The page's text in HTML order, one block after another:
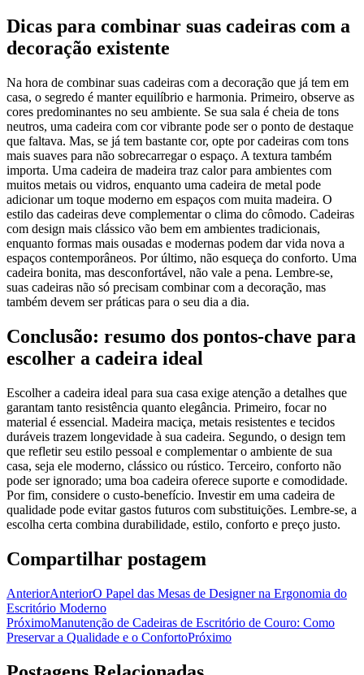
Dicas para combinar suas cadeiras com a
decoração existente
Na hora de combinar suas cadeiras com a decoração que já tem em
casa, o segredo é manter equilíbrio e harmonia. Primeiro, observe as
cores predominantes no seu ambiente. Se sua sala é cheia de tons
neutros, uma cadeira com cor vibrante pode ser o ponto de destaque
que faltava. Mas, se já tem bastante cor, opte por cadeiras com tons
mais suaves para não sobrecarregar o espaço. A textura também
importa. Uma cadeira de madeira traz calor para ambientes com
muitos metais ou vidros, enquanto uma cadeira de metal pode
adicionar um toque moderno em espaços com muita madeira. O
estilo das cadeiras deve complementar o clima do cômodo. Cadeiras
com design mais clássico vão bem em ambientes tradicionais,
enquanto formas mais ousadas e modernas podem dar vida nova a
espaços contemporâneos. Por último, não esqueça do conforto. Uma
cadeira bonita, mas desconfortável, não vale a pena. Lembre-se,
suas cadeiras não só precisam combinar com a decoração, mas
também devem ser práticas para o seu dia a dia.
Conclusão: resumo dos pontos-chave para
escolher a cadeira ideal
Escolher a cadeira ideal para sua casa exige atenção a detalhes que
garantam tanto resistência quanto elegância. Primeiro, focar no
material é essencial. Madeira maciça, metais resistentes e tecidos
duráveis trazem longevidade à sua cadeira. Segundo, o design tem
que refletir seu estilo pessoal e complementar o ambiente de sua
casa, seja ele moderno, clássico ou rústico. Terceiro, conforto não
pode ser ignorado; uma boa cadeira oferece suporte e comodidade.
Por fim, considere o custo-benefício. Investir em uma cadeira de
qualidade pode evitar gastos futuros com substituições. Lembre-se, a
escolha certa combina durabilidade, estilo, conforto e preço justo.
Compartilhar postagem
AnteriorAnteriorO Papel das Mesas de Designer na Ergonomia do
Escritório Moderno
PróximoManutenção de Cadeiras de Escritório de Couro: Como
Preservar a Qualidade e o ConfortoPróximo